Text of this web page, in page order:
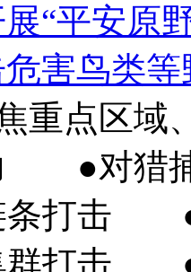
“平安原
鸟类等
区域、
●对猎捕
条打击 ●
群打击 ●